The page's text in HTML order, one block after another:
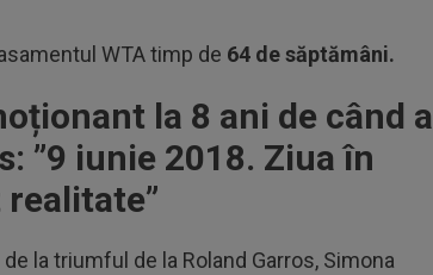
WTA timp de 64 de săptămâni.
la 8 ani de când a
”9 iunie 2018. Ziua în
la triumful de la Roland Garros, Simona